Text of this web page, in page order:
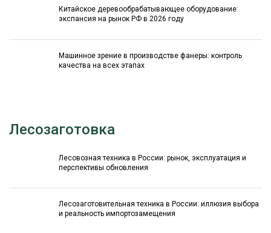
Китайское деревообрабатывающее оборудование:
экспансия на рынок РФ в 2026 году
Машинное зрение в производстве фанеры: контроль
качества на всех этапах
Лесозаготовка
Лесовозная техника в России: рынок, эксплуатация и
перспективы обновления
Лесозаготовительная техника в России: иллюзия выбора
и реальность импортозамещения